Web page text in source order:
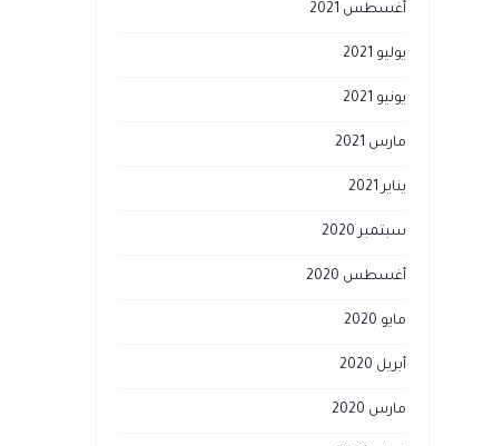
أغسطس 2021
يوليو 2021
يونيو 2021
مارس 2021
يناير 2021
سبتمبر 2020
أغسطس 2020
مايو 2020
أبريل 2020
مارس 2020